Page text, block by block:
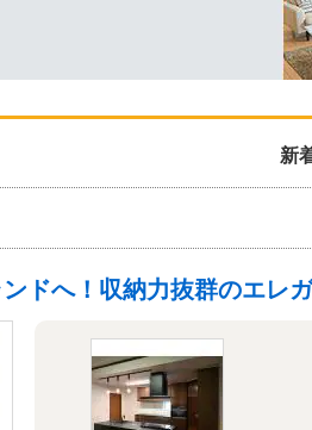
新
ドへ！収納力抜群のエレ